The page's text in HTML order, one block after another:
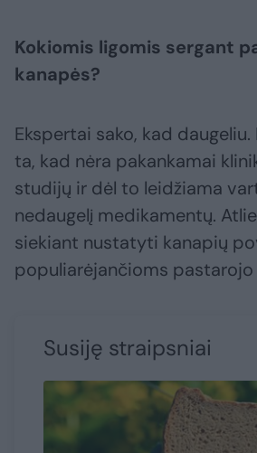
Kokiomis ligomis sergant
kanapės?
Ekspertai sako, kad
ta, kad nėra pakankamai
studijų ir dėl to leidžiama
nedaugelį medikamentų.
siekiant nustatyti kanapių
populiarėjančioms
Susiję straipsniai